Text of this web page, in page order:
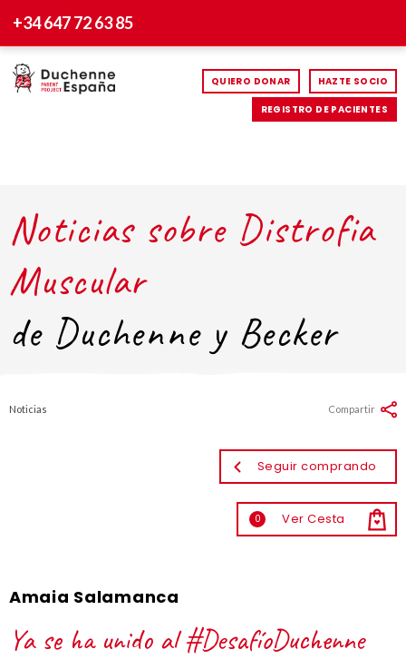
+34 647 72 63 85
QUIERO DONAR HAZTE SOCIO
REGISTRO DE PACIENTES
Noticias sobre Distrofia
Muscular
de Duchenne y Becker
Noticias
Seguir comprando
0 Ver Cesta
Compartir
Amaia Salamanca
Ya se ha unido al #DesafíoDuchenne